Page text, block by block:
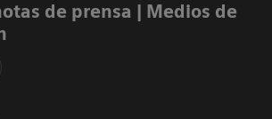
de prensa ​| Medios de